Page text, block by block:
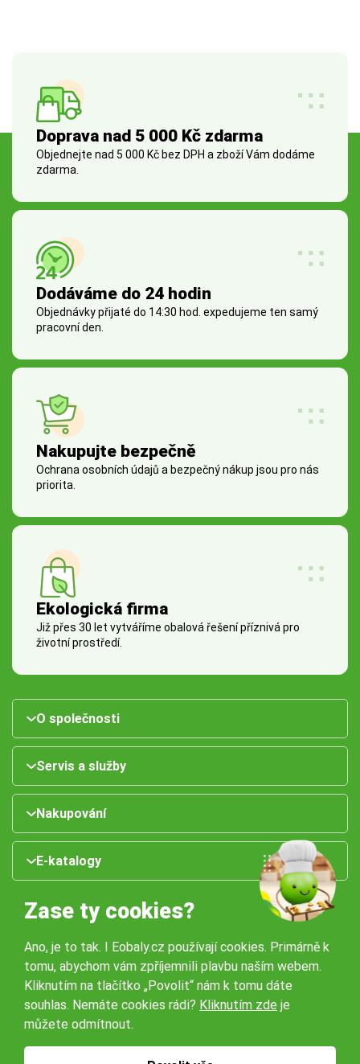
Doprava nad 5 000 Kč zdarma
Objednejte nad 5 000 Kč bez DPH a zboží Vám dodáme
zdarma.
Dodáváme do 24 hodin
Objednávky přijaté do 14:30 hod. expedujeme ten samý
pracovní den.
Nakupujte bezpečně
Ochrana osobních údajů a bezpečný nákup jsou pro nás
priorita.
Ekologická firma
Již přes 30 let vytváříme obalová řešení příznivá pro
životní prostředí.
O společnosti
Servis a služby
Nakupování
E-katalogy
Naše pobočky:
Obchodní podmínky
Zase ty cookies?
Ano, je to tak. I Eobaly.cz používají cookies. Primárně k
tomu, abychom vám zpříjemnili plavbu naším webem.
Kliknutím na tlačítko „Povolit“ nám k tomu dáte
souhlas. Nemáte cookies rádi? Kliknutím zde je
můžete odmítnout.